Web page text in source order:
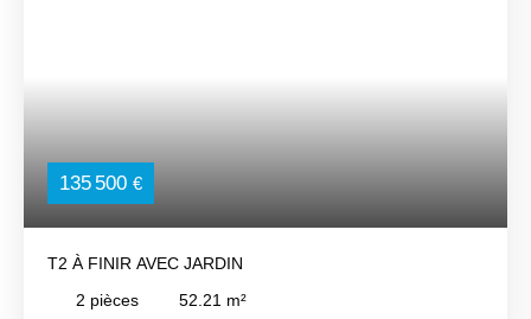
135 500 €
T2 À FINIR AVEC JARDIN
2 pièces 52.21 m²